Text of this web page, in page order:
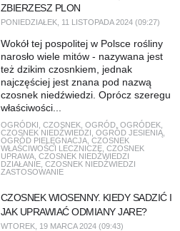
ZBIERZESZ PLON
PONIEDZIAŁEK, 11 LISTOPADA 2024 (09:27)
Wokół tej pospolitej w Polsce rośliny
narosło wiele mitów - nazywana jest
też dzikim czosnkiem, jednak
najczęściej jest znana pod nazwą
czosnek niedźwiedzi. Oprócz szeregu
właściwości...
OGRÓDKI CZOSNEK, OGRÓD, OGRÓDEK,
CZOSNEK NIEDŹWIEDZI OGRÓD JESIENIĄ,
OGRÓD PIELĘGNACJA, CZOSNEK
WŁAŚCIWOŚCI LECZNICZE, CZOSNEK
UPRAWA, CZOSNEK NIEDŹWIEDZI
DZIAŁANIE, CZOSNEK NIEDŹWIEDZI
ZASTOSOWANIE
CZOSNEK WIOSENNY. KIEDY SADZIĆ I
JAK UPRAWIAĆ ODMIANY JARE?
WTOREK, 19 MARCA 2024 (09:43)